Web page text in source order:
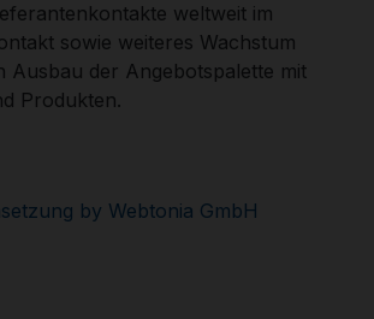
weltweit im
sowie weiteres Wachstum
Ausbau der Angebotspalette mit
Produkten.
by Webtonia GmbH